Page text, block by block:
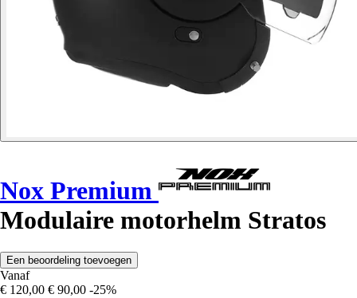
Nox Premium
Modulaire motorhelm Stratos
Een beoordeling toevoegen
Vanaf
€ 120,00 € 90,00 -25%